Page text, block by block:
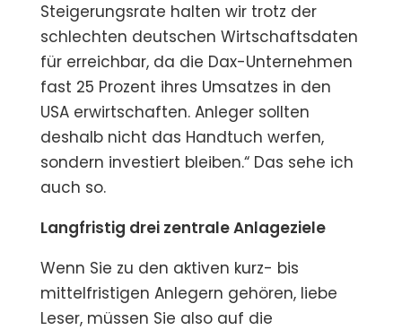
Steigerungsrate halten wir trotz der
schlechten deutschen Wirtschaftsdaten
für erreichbar, da die Dax-Unternehmen
fast 25 Prozent ihres Umsatzes in den
USA erwirtschaften. Anleger sollten
deshalb nicht das Handtuch werfen,
sondern investiert bleiben.“ Das sehe ich
auch so.
Langfristig drei zentrale Anlageziele
Wenn Sie zu den aktiven kurz- bis
mittelfristigen Anlegern gehören, liebe
Leser, müssen Sie also auf die